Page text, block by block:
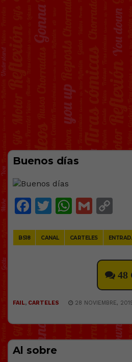
Buenos días
Facebook
TwitterGmail
BS18 CANAL CARTELES
48
FAIL, CARTELES 28 NOVIEMBRE,
Al sobre